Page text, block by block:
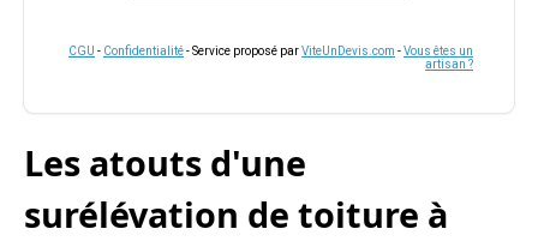
CGU - Confidentialité- Service proposé parViteUnDevis.com -Vous êtes un
artisan ?
Les atouts d'une
surélévation de toiture à